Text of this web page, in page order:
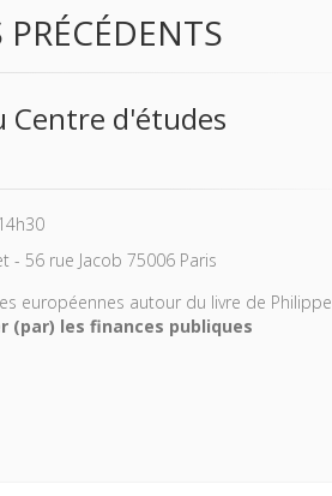
Centre d'études
- 56 rue Jacob 75006 Paris
européennes autour du livre de Philippe
(par) les finances publiques